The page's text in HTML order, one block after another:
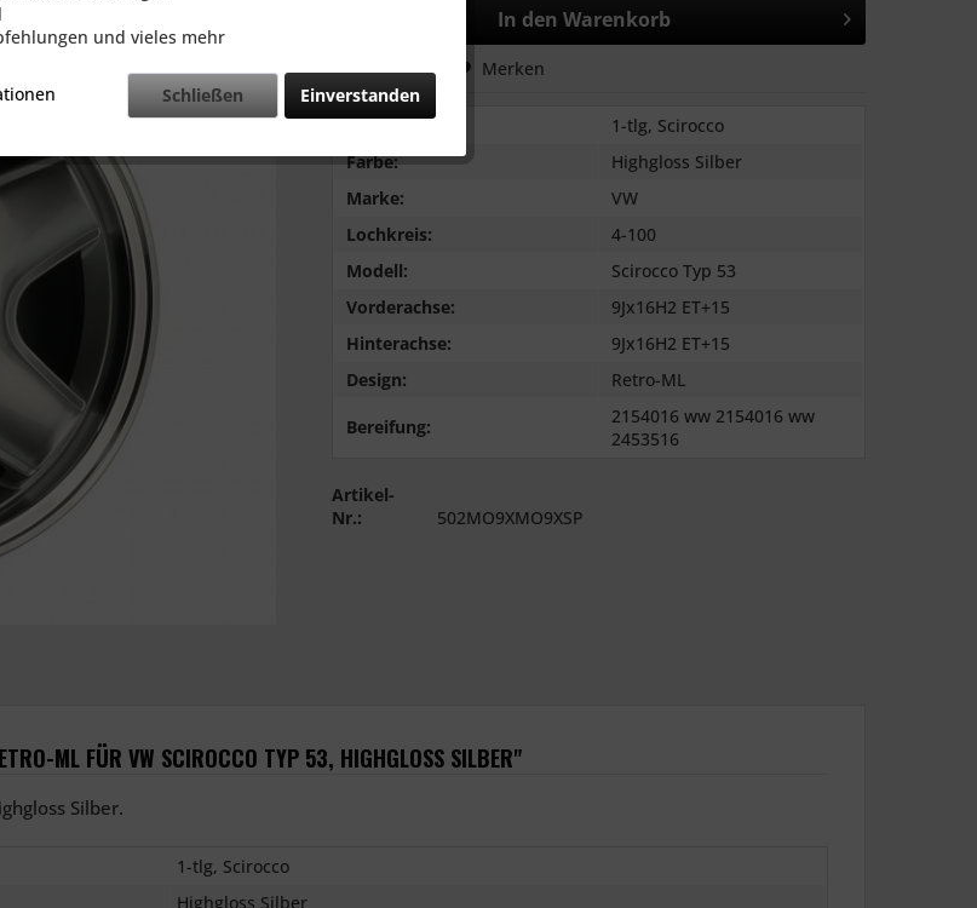
In den Warenkorb
Vergleichen Merken
Typ:
1-tlg, Scirocco
Farbe:
Highgloss Silber
Marke:
VW
Lochkreis:
4-100
Modell:
Scirocco Typ 53
Vorderachse:
9Jx16H2 ET+15
Hinterachse:
9Jx16H2 ET+15
Design:
Retro-ML
Bereifung:
2154016 ww 2154016 ww
2453516
Artikel-
Nr.:
502MO9XMO9XSP
ML FÜR VW SCIROCCO TYP 53, HIGHGLOSS SILBER"
Silber.
1-tlg, Scirocco
Highgloss Silber
und vieles mehr
Einverstanden
Schließen